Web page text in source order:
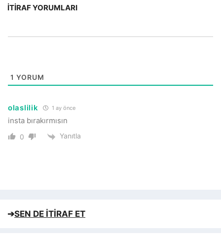
İTIRAF YORUMLARI
1 YORUM
olaslilik 1 ay önce
insta bırakırmısın
0 Yanıtla
➔SEN DE İTİRAF ET